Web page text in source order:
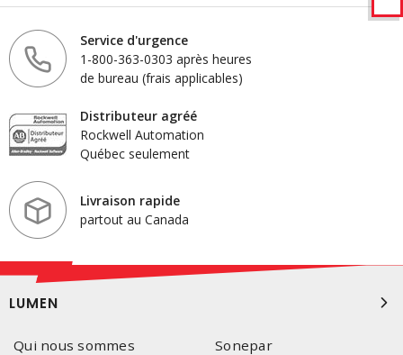
Service d'urgence
1-800-363-0303 après heures
de bureau (frais applicables)
Distributeur agréé
Rockwell Automation
Québec seulement
Livraison rapide
partout au Canada
LUMEN
Qui nous sommes
Sonepar